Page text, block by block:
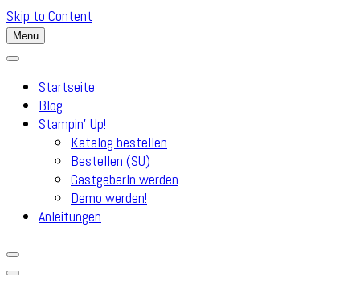
Skip to Content
Menu
Startseite
Blog
Stampin’ Up!
Katalog bestellen
Bestellen (SU)
GastgeberIn werden
Demo werden!
Anleitungen